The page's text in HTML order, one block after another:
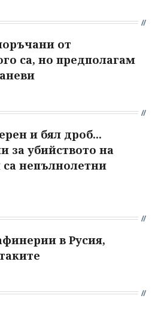
от
са, но предполагам
и бял дроб...
за убийството на
непълнолетни
в Русия,